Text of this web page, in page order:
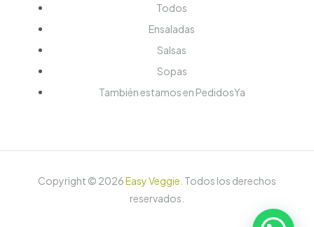
Todos
Ensaladas
Salsas
Sopas
También estamos en PedidosYa
Copyright © 2026Easy Veggie Todos los derechos
reservados.